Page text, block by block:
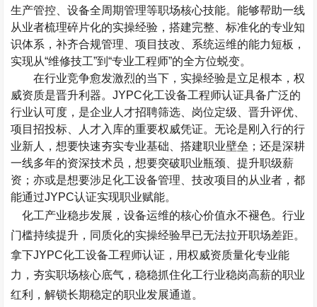
生产管控、设备全周期管理等职场核心技能。能够帮助一线
从业者梳理碎片化的实操经验，搭建完整、标准化的专业知
识体系，补齐合规管理、项目技改、系统运维的能力短板，
实现从“维修技工”到“专业工程师”的全方位蜕变。
在行业竞争愈发激烈的当下，实操经验是立足根本，权
威资质是晋升利器。JYPC化工设备工程师认证具备广泛的
行业认可度，是企业人才招聘筛选、岗位定级、晋升评优、
项目招投标、人才入库的重要权威凭证。无论是刚入行的行
业新人，想要快速夯实专业基础、搭建职业壁垒；还是深耕
一线多年的资深技术员，想要突破职业瓶颈、提升职级薪
资；亦或是想要涉足化工设备管理、技改项目的从业者，都
能通过JYPC认证实现职业赋能。
化工产业稳步发展，设备运维的核心价值永不褪色。行业
门槛持续提升，同质化的实操经验早已无法拉开职场差距。
拿下JYPC化工设备工程师认证，用权威资质量化专业能
力，夯实职场核心底气，稳稳抓住化工行业稳岗高薪的职业
红利，解锁长期稳定的职业发展通道。